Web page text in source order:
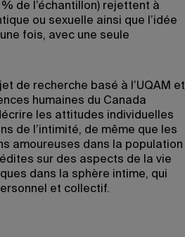
de l’échantillon) rejettent à
ou sexuelle ainsi que l’idée
fois, avec une seule
de recherche basé à l’UQAM et
humaines du Canada
les attitudes individuelles
de l’intimité, de même que les
amoureuses dans la population
sur des aspects de la vie
dans la sphère intime, qui
et collectif.